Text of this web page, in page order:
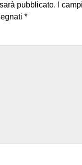
pubblicato.
I campi
*